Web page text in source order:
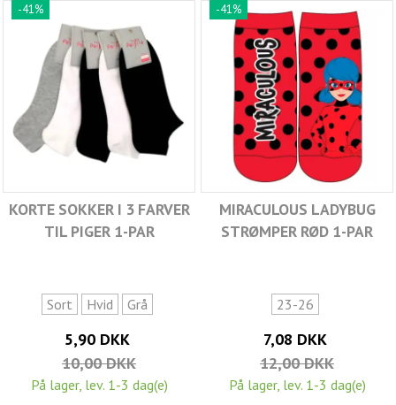
-41%
KORTE SOKKER I 3 FARVER
TIL PIGER 1-PAR
Sort Hvid Grå
5,90 DKK
10,00 DKK
På lager, lev. 1-3 dag(e)
-41%
MIRACULOUS LADYBUG
STRØMPER RØD 1-PAR
23-26
7,08 DKK
12,00 DKK
På lager, lev. 1-3 dag(e)